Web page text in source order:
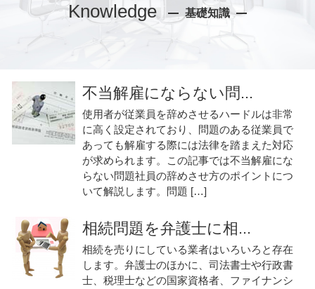
Knowledge 基礎知識
不当解雇にならない問...
使用者が従業員を辞めさせるハードルは非常
に高く設定されており、問題のある従業員で
あっても解雇する際には法律を踏まえた対応
が求められます。この記事では不当解雇にな
らない問題社員の辞めさせ方のポイントにつ
いて解説します。問題 […]
相続問題を弁護士に相...
相続を売りにしている業者はいろいろと存在
します。弁護士のほかに、司法書士や行政書
士、税理士などの国家資格者、ファイナンシ